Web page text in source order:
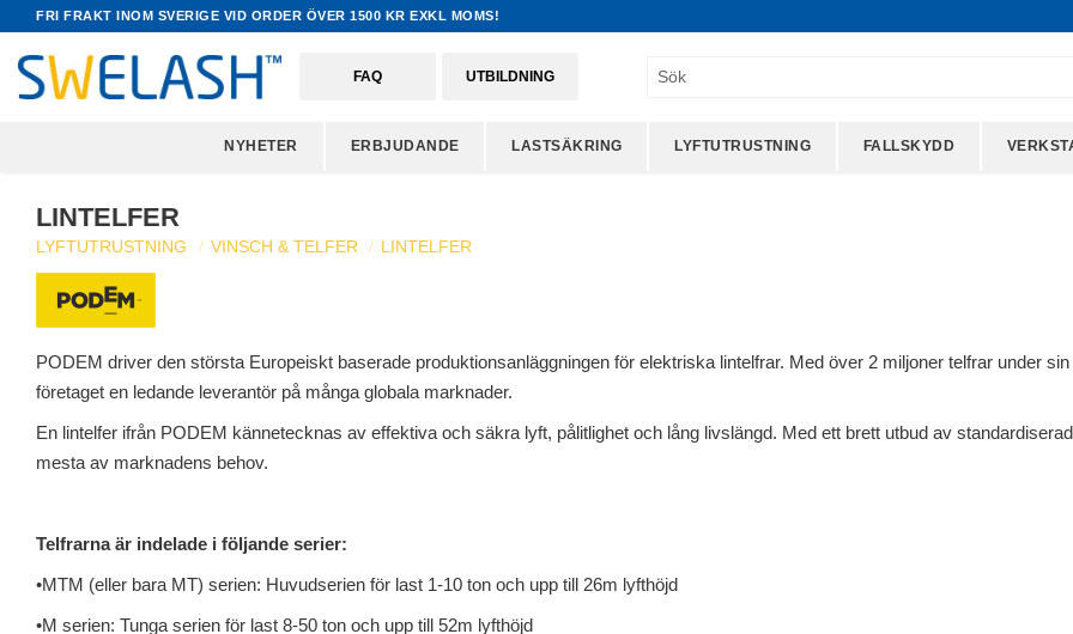
FRI FRAKT INOM SVERIGE VID ORDER ÖVER 1500 KR EXKL MOMS!
FAQ UTBILDNING
NYHETER ERBJUDANDE LASTSÄKRING LYFTUTRUSTNING FALLSKYDD
LINTELFER
LYFTUTRUSTNING VINSCH & TELFER LINTELFER
PODEM driver den största Europeiskt baserade produktionsanläggningen för elektriska lintelfrar. Med över 2 miljoner telfrar under
företaget en ledande leverantör på många globala marknader.
En lintelfer ifrån PODEM kännetecknas av effektiva och säkra lyft, pålitlighet och lång livslängd. Med ett brett utbud av
mesta av marknadens behov.
Telfrarna är indelade i följande serier:
•MTM (eller bara MT) serien: Huvudserien för last 1-10 ton och upp till 26m lyfthöjd
•M serien: Tunga serien för last 8-50 ton och upp till 52m lyfthöjd